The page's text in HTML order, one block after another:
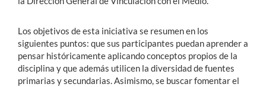
Los objetivos de esta iniciativa se resumen en los
siguientes puntos: que sus participantes puedan aprender a
pensar históricamente aplicando conceptos propios de la
disciplina y que además utilicen la diversidad de fuentes
primarias y secundarias. Asimismo, se buscar fomentar el